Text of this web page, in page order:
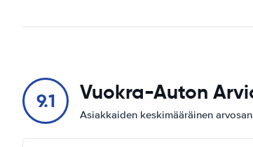
9.1 Vuokra-Auton
Asiakkaiden keskimääräinen